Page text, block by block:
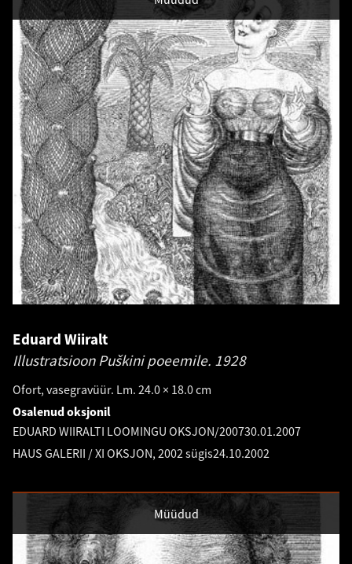
Eduard Wiiralt
Illustratsioon Puškini poeemile. 1928
Ofort, vasegravüür. Lm. 24.0 × 18.0 cm
Osalenud oksjonil
EDUARD WIIRALTI LOOMINGU OKSJON/200730.01.2007
HAUS GALERII / XI OKSJON, 2002 sügis24.10.2002
Müüdud